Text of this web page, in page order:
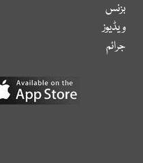
بزنس
ویڈیوز
جرائم